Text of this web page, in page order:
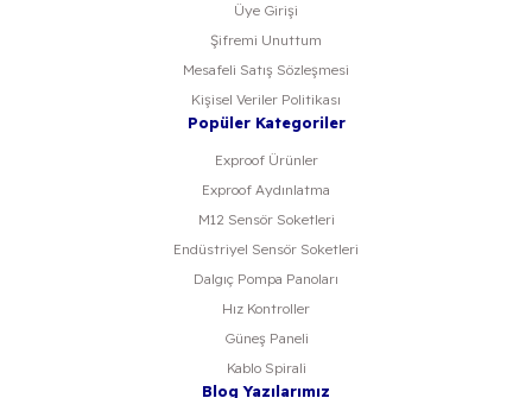
Üye Girişi
Şifremi Unuttum
Mesafeli Satış Sözleşmesi
Kişisel Veriler Politikası
Popüler Kategoriler
Exproof Ürünler
Exproof Aydınlatma
M12 Sensör Soketleri
Endüstriyel Sensör Soketleri
Dalgıç Pompa Panoları
Hız Kontroller
Güneş Paneli
Kablo Spirali
Blog Yazılarımız